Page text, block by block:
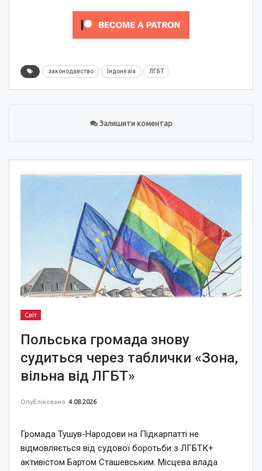
законодавство Індонезія ЛГБТ
Залишити коментар
Світ
Польська громада знову
судиться через таблички «Зона,
вільна від ЛГБТ»
Опубліковано 4.08.2026
Громада Тушув-Народови на Підкарпатті не
відмовляється від судової боротьби з ЛГБТК+
активістом Бартом Сташевським. Місцева влада